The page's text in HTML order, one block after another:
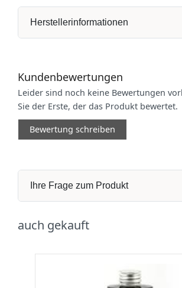
Herstellerinformationen
Kundenbewertungen
Leider sind noch keine Bewertungen
Sie der Erste, der das Produkt bewertet.
Bewertung schreiben
Ihre Frage zum Produkt
auch gekauft